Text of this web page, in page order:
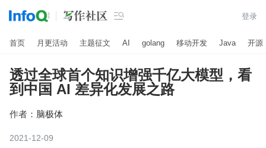
 登录
首页 月更活动 主题征文 AI golang 移动开发 Java 开源
透过全球首个知识增强千亿大模型，看
到中国 AI 差异化发展之路
作者： 脑极体
2021-12-09